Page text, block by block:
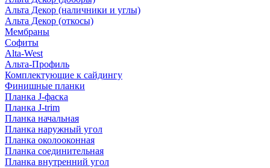
Альта Декор (наличники и углы)
Альта Декор (откосы)
Мембраны
Софиты
Alta-West
Альта-Профиль
Комплектующие к сайдингу
Финишные планки
Планка J-фаска
Планка J-trim
Планка начальная
Планка наружный угол
Планка околооконная
Планка соединительная
Планка внутренний угол